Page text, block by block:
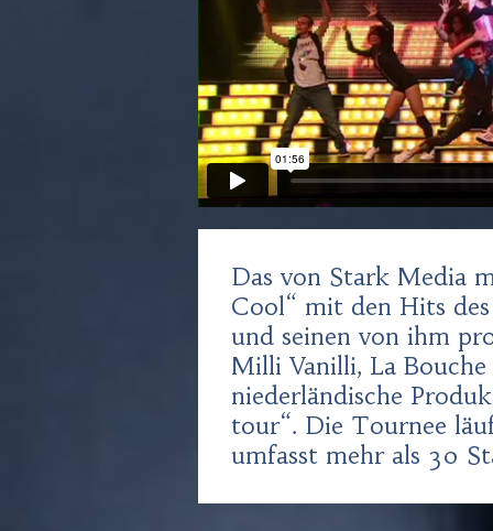
Das von Stark Media
Cool“ mit den Hits
und seinen von ihm
Milli Vanilli, La
niederländische
tour“. Die Tournee
umfasst mehr als 30